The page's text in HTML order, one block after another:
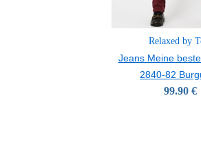
Relaxed by
Jeans Meine
2840-82
99.90 €